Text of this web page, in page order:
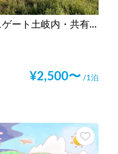
よりみちの宿（テラスゲート土岐内・共有駐車場） 🚙 C/I 15:00～ 🚙 C/O ～11:00 🚙
¥2,500〜 /1泊